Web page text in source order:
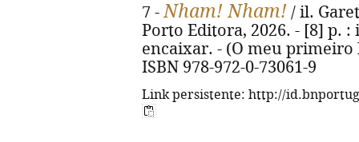
7 -Nham! Nham! / il.
Porto Editora, 2026. - [8] p. :
encaixar. - (O meu primeiro
ISBN 978-972-0-73061-9
Link persistente: http://